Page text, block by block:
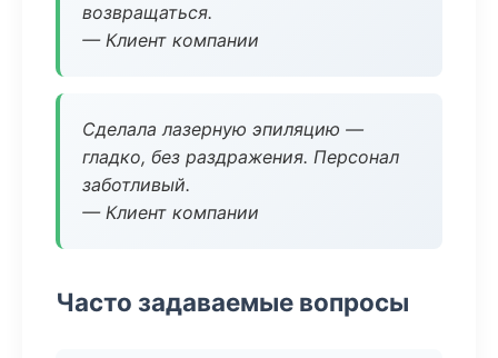
возвращаться.
— Клиент компании
Сделала лазерную эпиляцию —
гладко, без раздражения. Персонал
заботливый.
— Клиент компании
Часто задаваемые вопросы